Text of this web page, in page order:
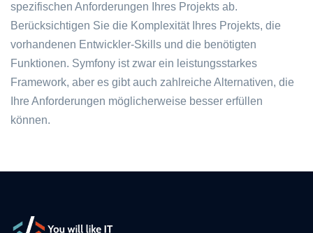
spezifischen Anforderungen Ihres Projekts ab.
Berücksichtigen Sie die Komplexität Ihres Projekts, die
vorhandenen Entwickler-Skills und die benötigten
Funktionen. Symfony ist zwar ein leistungsstarkes
Framework, aber es gibt auch zahlreiche Alternativen, die
Ihre Anforderungen möglicherweise besser erfüllen
können.